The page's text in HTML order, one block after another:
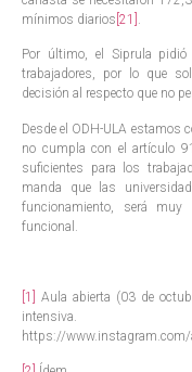
mínimos diarios [21] .
Por último, el Siprula
trabajadores, por lo que
decisión al respecto que no
Desde el ODH-ULA estamos
no cumpla con el artículo
suficientes para los
manda que las
funcionamiento, será
funcional.
[1]
Aula abierta (03 de
https://www.instagram.com/